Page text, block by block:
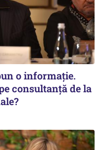
o informație.
consultanță de la